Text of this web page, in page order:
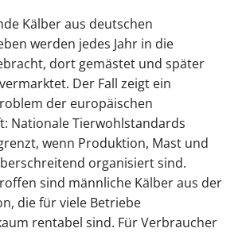
Kälber aus deutschen
werden jedes Jahr in die
dort gemästet und später
Der Fall zeigt ein
der europäischen
Nationale Tierwohlstandards
wenn Produktion, Mast und
organisiert sind.
sind männliche Kälber aus der
die für viele Betriebe
rentabel sind. Für Verbraucher